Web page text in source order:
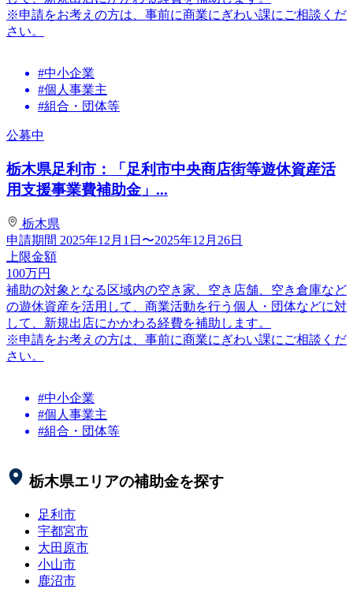
※申請をお考えの方は、事前に商業にぎわい課にご相談くだ
さい。
#中小企業
#個人事業主
#組合・団体等
公募中
栃木県足利市：「足利市中央商店街等遊休資産活
用支援事業費補助金」...
栃木県
申請期間 2025年12月1日〜2025年12月26日
上限金額
100万円
補助の対象となる区域内の空き家、空き店舗、空き倉庫など
の遊休資産を活用して、商業活動を行う個人・団体などに対
して、新規出店にかかわる経費を補助します。
※申請をお考えの方は、事前に商業にぎわい課にご相談くだ
さい。
#中小企業
#個人事業主
#組合・団体等
栃木県エリアの補助金を探す
足利市
宇都宮市
大田原市
小山市
鹿沼市